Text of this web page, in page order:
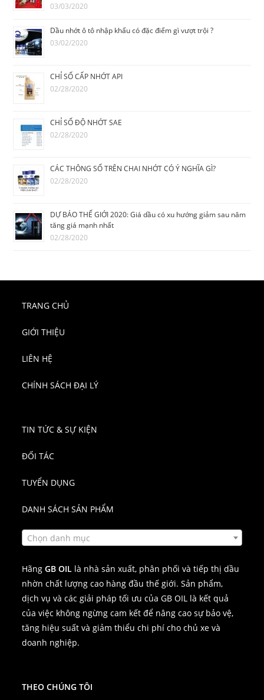
03/03/2020
Dầu nhớt ô tô nhập khẩu có đặc điểm gì vượt trội ?
03/02/2020
CHỈ SỐ CẤP NHỚT API
02/28/2020
CHỈ SỐ ĐỘ NHỚT SAE
02/28/2020
CÁC THÔNG SỐ TRÊN CHAI NHỚT CÓ Ý NGHĨA GÌ?
02/28/2020
DỰ BÁO THẾ GIỚI 2020: Giá dầu có xu hướng giảm sau năm
tăng giá mạnh nhất
02/28/2020
TRANG CHỦ
GIỚI THIỆU
LIÊN HỆ
CHÍNH SÁCH ĐẠI LÝ
TIN TỨC & SỰ KIỆN
ĐỐI TÁC
TUYỂN DỤNG
DANH SÁCH SẢN PHẨM
Chọn danh mục
HãngGB OIL là nhà sản xuất, phân phối và tiếp thị dầu
nhờn chất lượng cao hàng đầu thế giới. Sản phẩm,
dịch vụ và các giải pháp tối ưu của GB OIL là kết quả
của việc không ngừng cam kết để nâng cao sự bảo vệ,
tăng hiệu suất và giảm thiểu chi phí cho chủ xe và
doanh nghiệp.
THEO CHÚNG TÔI